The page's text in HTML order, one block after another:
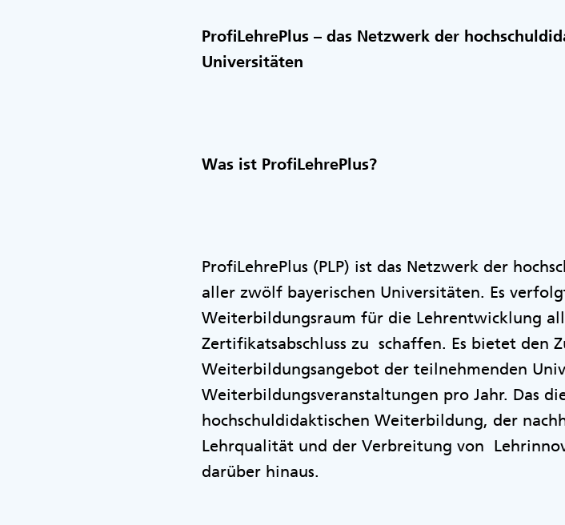
ProfiLehrePlus – das Netzwerk der
Universitäten
Was ist ProfiLehrePlus?
ProfiLehrePlus (PLP) ist das Netzwerk der
aller zwölf bayerischen Universitäten. Es
Weiterbildungsraum für die Lehrentwicklung
Zertifikatsabschluss zu schaffen. Es bietet den
Weiterbildungsangebot der teilnehmenden
Weiterbildungsveranstaltungen pro Jahr. Das
hochschuldidaktischen Weiterbildung, der
Lehrqualität und der Verbreitung von
darüber hinaus.